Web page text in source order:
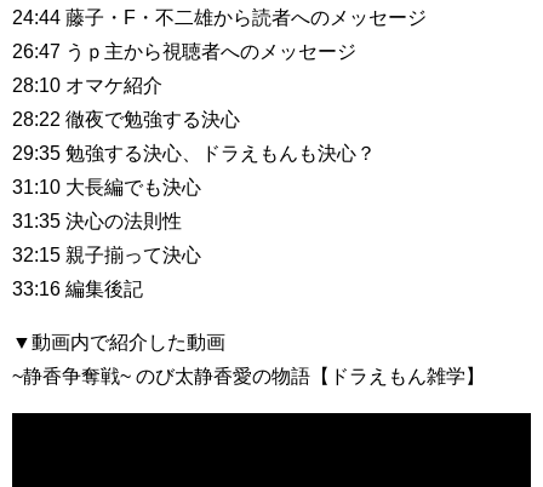
24:44 藤子・F・不二雄から読者へのメッセージ
26:47 うｐ主から視聴者へのメッセージ
28:10 オマケ紹介
28:22 徹夜で勉強する決心
29:35 勉強する決心、ドラえもんも決心？
31:10 大長編でも決心
31:35 決心の法則性
32:15 親子揃って決心
33:16 編集後記
▼動画内で紹介した動画
~静香争奪戦~ のび太静香愛の物語【ドラえもん雑学】